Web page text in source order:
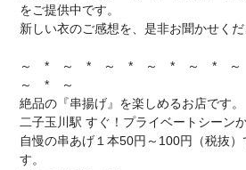
をご提供中です。
新しい衣のご感想を、是非お聞かせくだ
～ * ～ * ～ * ～ * ～ *
～ * ～
絶品の『串揚げ』を楽しめるお店です。
二子玉川駅 すぐ！プライベートシーン
自慢の串あげ１本50円～100円（税抜）
す。